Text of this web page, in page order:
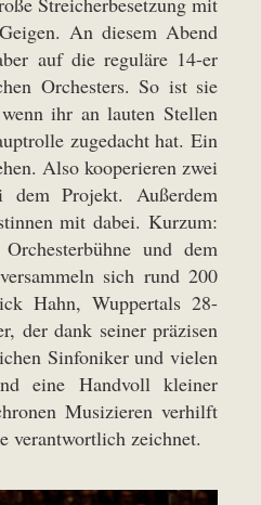
An diesem Abend
auf die reguläre 14-er
Orchesters. So ist sie
ihr an lauten Stellen
zugedacht hat. Ein
Also kooperieren zwei
dem Projekt. Außerdem
mit dabei. Kurzum:
und dem
sich rund 200
Hahn, Wuppertals 28-
der dank seiner präzisen
Sinfoniker und vielen
eine Handvoll kleiner
Musizieren verhilft
verantwortlich zeichnet.